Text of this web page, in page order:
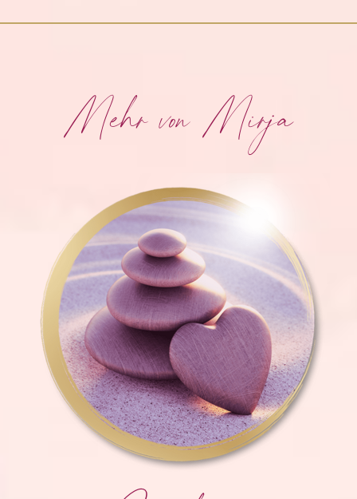
Mehr von Mirja